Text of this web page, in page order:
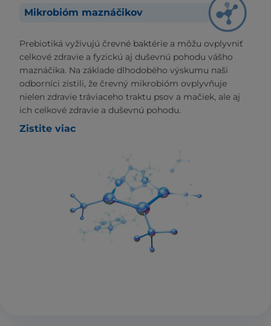
Mikrobióm maznáčikov
Prebiotiká vyživujú črevné baktérie a môžu ovplyvniť
celkové zdravie a fyzickú aj duševnú pohodu vášho
maznáčika. Na základe dlhodobého výskumu naši
odborníci zistili, že črevný mikrobióm ovplyvňuje
nielen zdravie tráviaceho traktu psov a mačiek, ale aj
ich celkové zdravie a duševnú pohodu.
Zistite viac